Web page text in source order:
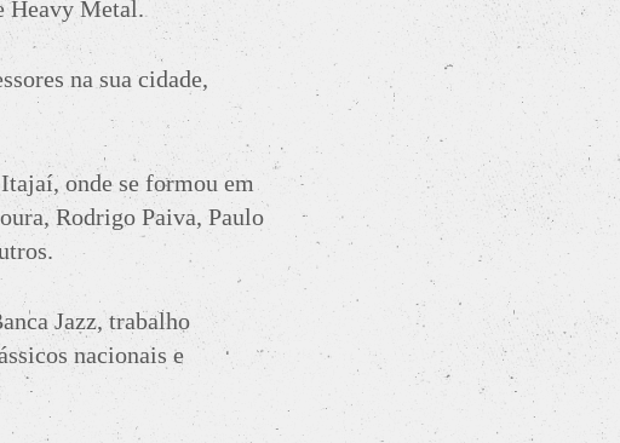
Heavy Metal.
na sua cidade,
onde se formou em
Rodrigo Paiva, Paulo
Jazz, trabalho
nacionais e